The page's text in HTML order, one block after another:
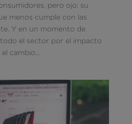
pero ojo: su
menos cumple con las
Y en un momento de
el sector por el impacto
cambio...